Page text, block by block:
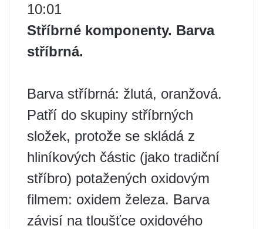
10:01
Stříbrné komponenty. Barva
stříbrná.
Barva stříbrná: žlutá, oranžová.
Patří do skupiny stříbrných
složek, protože se skládá z
hliníkových částic (jako tradiční
stříbro) potažených oxidovým
filmem: oxidem železa. Barva
závisí na tloušťce oxidového